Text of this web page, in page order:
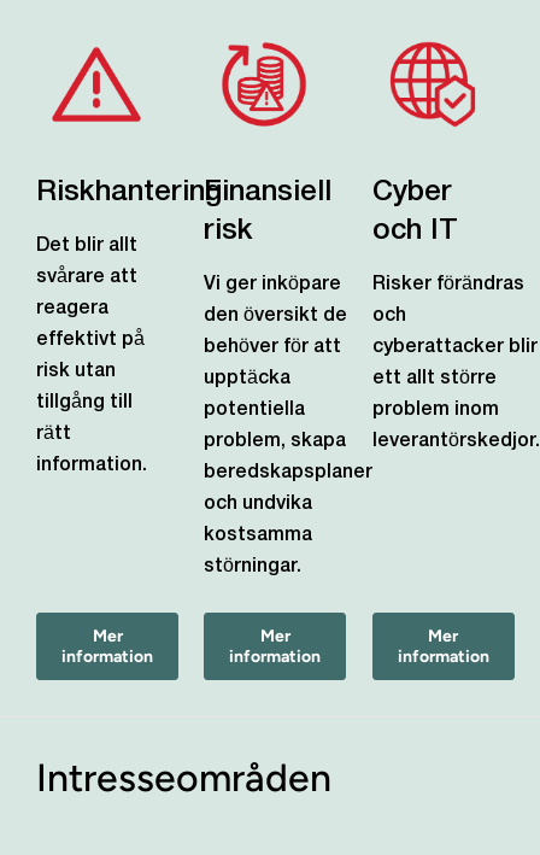
Riskhantering
Det blir allt
svårare att
reagera
effektivt på
risk utan
tillgång till
rätt
information.
Mer
information
Finansiell
risk
Vi ger inköpare
den översikt de
behöver för att
upptäcka
potentiella
problem, skapa
beredskapsplaner
och undvika
kostsamma
störningar.
Mer
information
Cyber
och IT
Risker förändras
och
cyberattacker blir
ett allt större
problem inom
leverantörskedjor.
Mer
information
Intresseområden